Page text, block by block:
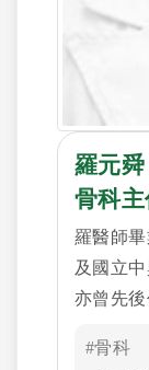
羅元
骨科
羅醫師
及國立
亦曾先
金多次
#骨科